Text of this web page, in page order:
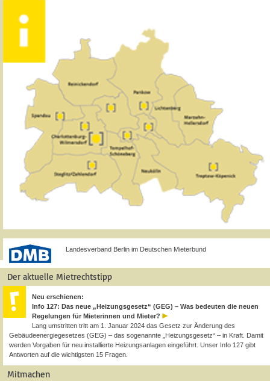
Landesverband Berlin im Deutschen Mieterbund
Der aktuelle Mietrechtstipp
Neu erschienen:
Info 127: Das neue „Heizungsgesetz“ (GEG) – Was bedeuten die neuen
Regelungen für Mieterinnen und Mieter?
Lang umstritten tritt am 1. Januar 2024 das Gesetz zur Änderung des
Gebäudeenergiegesetzes (GEG) – das sogenannte „Heizungsgesetz“ – in Kraft. Damit
werden Vorgaben für neu installierte Heizungsanlagen eingeführt. Unser Info 127 gibt
Antworten auf die wichtigsten 15 Fragen.
Mitmachen